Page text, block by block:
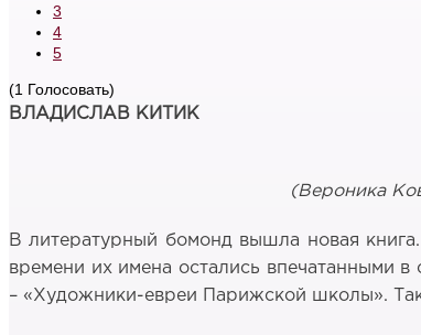
3
4
5
(1 Голосовать)
ВЛАДИСЛАВ КИТИК
(Вероника
В литературный бомонд вышла новая
времени их имена остались впечатанными
– «Художники-евреи Парижской школы». Так